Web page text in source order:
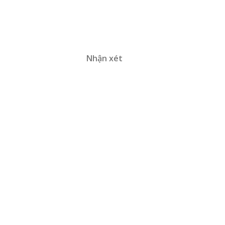
Nhận xét